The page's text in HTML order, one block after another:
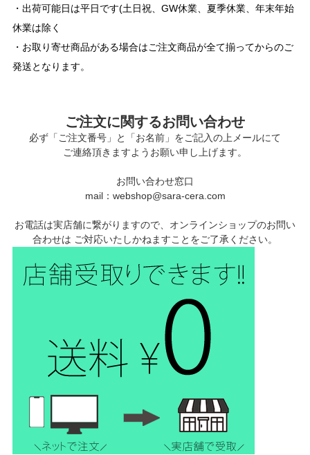
・出荷可能日は平日です(土日祝、GW休業、夏季休業、年末年始
休業は除く
・お取り寄せ商品がある場合はご注文商品が全て揃ってからのご
発送となります。
ご注文に関するお問い合わせ
必ず「ご注文番号」と「お名前」をご記入の上メールにて
ご連絡頂きますようお願い申し上げます。
お問い合わせ窓口
mail：webshop@sara-cera.com
お電話は実店舗に繋がりますので、オンラインショップのお問い
合わせは ご対応いたしかねますことをご了承ください。